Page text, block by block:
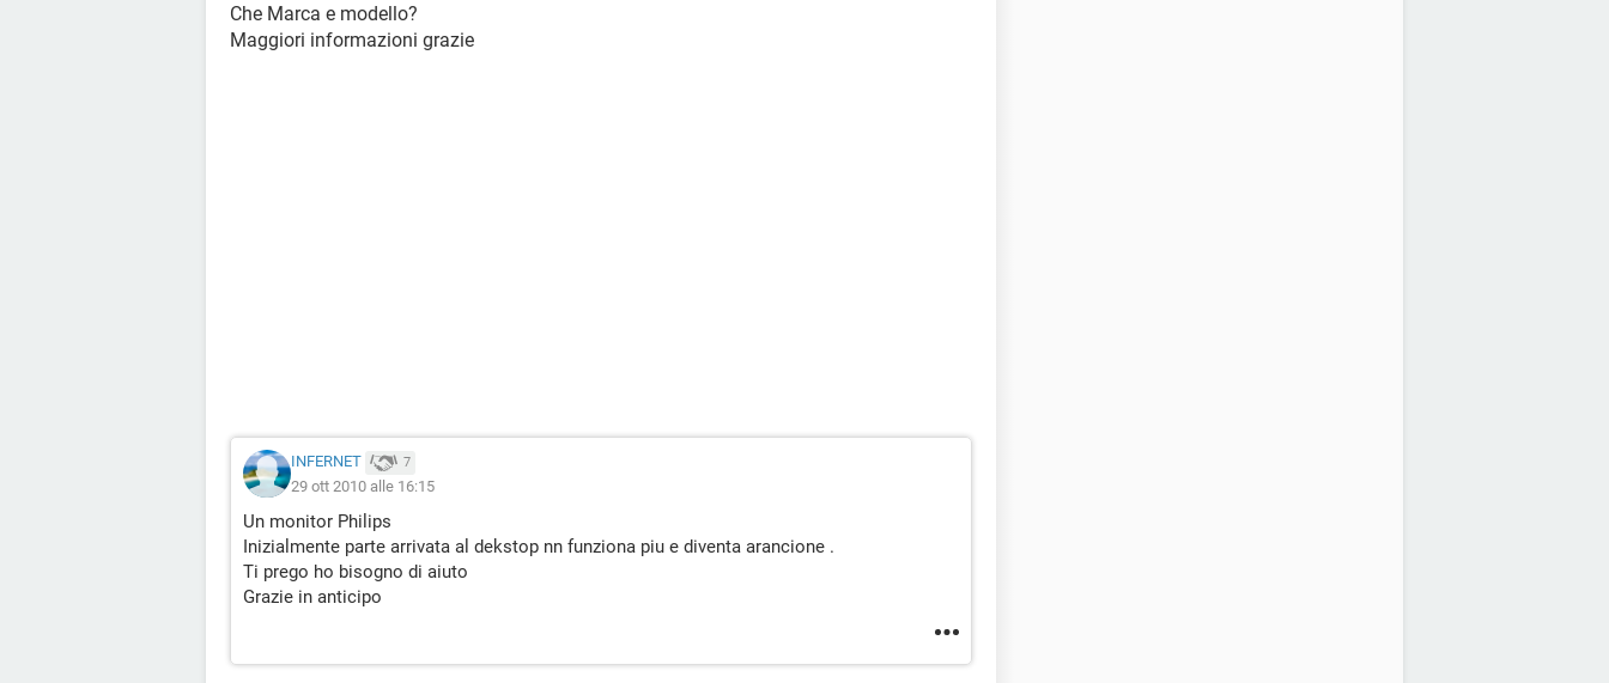
Che Marca e modello?
Maggiori informazioni grazie
INFERNET 7
29 ott 2010 alle 16:15
Un monitor Philips
Inizialmente parte arrivata al dekstop nn funziona piu e diventa arancione .
Ti prego ho bisogno di aiuto
Grazie in anticipo